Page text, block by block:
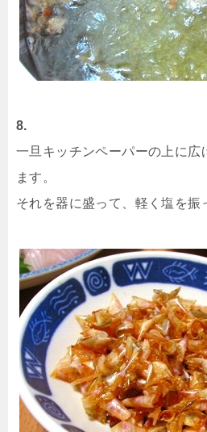
8.
一旦キッチンペーパーの上に広
ます。
それを器に盛って、軽く塩を振